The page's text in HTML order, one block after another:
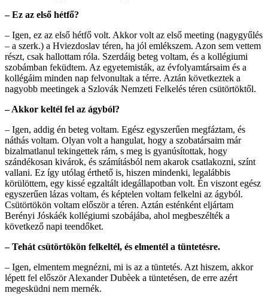
– Ez az első hétfő?
– Igen, ez az első hétfő volt. Akkor volt az első meeting (nagygyűlés
– a szerk.) a Hviezdoslav téren, ha jól emlékszem. Azon sem vettem
részt, csak hallottam róla. Szerdáig beteg voltam, és a kollégiumi
szobámban feküdtem. Az egyetemisták, az évfolyamtársaim és a
kollégáim minden nap felvonultak a térre. Aztán következtek a
nagyobb meetingek a Szlovák Nemzeti Felkelés téren csütörtöktől.
– Akkor keltél fel az ágyból?
– Igen, addig én beteg voltam. Egész egyszerűen megfáztam, és
náthás voltam. Olyan volt a hangulat, hogy a szobatársaim már
bizalmatlanul tekingettek rám, s meg is gyanúsítottak, hogy
szándékosan kivárok, és számításból nem akarok csatlakozni, színt
vallani. Ez így utólag érthető is, hiszen mindenki, legalábbis
körülöttem, egy kissé egzaltált idegállapotban volt. Én viszont egész
egyszerűen lázas voltam, és képtelen voltam felkelni az ágyból.
Csütörtökön voltam először a téren. Aztán esténként eljártam
Berényi Jóskáék kollégiumi szobájába, ahol megbeszélték a
következő napi teendőket.
– Tehát csütörtökön felkeltél, és elmentél a tüntetésre.
– Igen, elmentem megnézni, mi is az a tüntetés. Azt hiszem, akkor
lépett fel először Alexander Dubèek a tüntetésen, de erre azért
megesküdni nem mernék.